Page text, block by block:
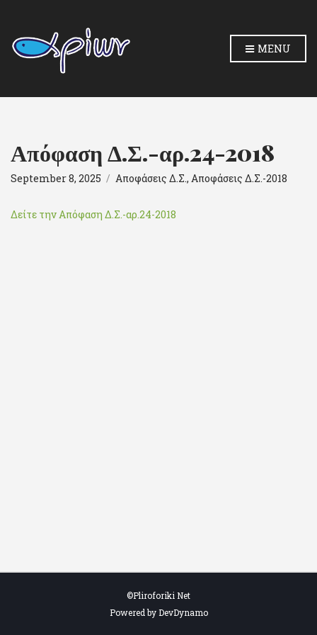
MENU
Απόφαση Δ.Σ.-αρ.24-2018
September 8, 2025 Αποφάσεις Δ.Σ., Αποφάσεις Δ.Σ.-2018
Δείτε την Απόφαση Δ.Σ.-αρ.24-2018
©Pliroforiki Net
Powered by DevDynamo